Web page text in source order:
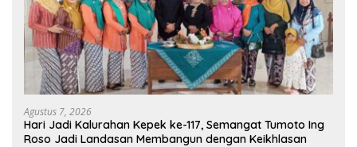
Agustus 7, 2026
Hari Jadi Kalurahan Kepek ke-117, Semangat Tumoto Ing
Roso Jadi Landasan Membangun dengan Keikhlasan